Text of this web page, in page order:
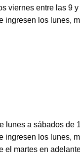
viernes entre las 9
ingresen los lunes,
lunes a sábados de
ingresen los lunes,
el martes en